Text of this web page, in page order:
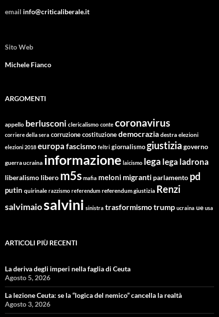
email info@criticaliberale.it
Sito Web
Michele Fianco
ARGOMENTI
appello berlusconi clericalismo conte coronavirus
corriere della sera corruzionecostituzionedemocrazia destra elezioni
elezioni 2018 europa fascismo feltri giornalismogiustiziagoverno
guerra ucraina informazione laicismo lega lega ladrona
liberalismo libero m5s mafia meloni migranti parlamento pd
putin quirinale razzismo referendum referendum giustizia Renzi
salvimaiosalvini sinistra trasformismotrump ucraina ue usa
ARTICOLI PIÙ RECENTI
La deriva degli imperi nella faglia di Ceuta
Agosto 5, 2026
La lezione Ceuta: se la “logica del nemico” cancella la realtà
Agosto 3, 2026